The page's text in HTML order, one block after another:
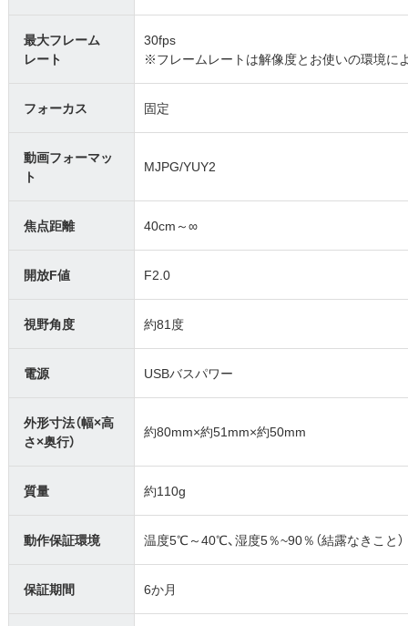
最大フレーム
レート
30fps
※フレームレートは解像度とお使いの環境に
フォーカス 固定
動画フォーマッ
ト
MJPG/YUY2
焦点距離 40cm～∞
開放F値 F2.0
視野角度 約81度
電源 USBバスパワー
外形寸法（幅×高
さ×奥行）
約80mm×約51mm×約50mm
質量 約110g
動作保証環境 温度5℃～40℃、湿度5％~90％（結露なきこと）
保証期間 6か月